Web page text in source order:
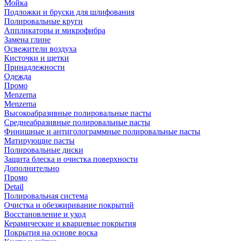
Мойка
Подложки и бруски для шлифования
Полировальные круги
Аппликаторы и микрофибра
Замена глине
Освежители воздуха
Кисточки и щетки
Принадлежности
Одежда
Промо
Menzerna
Menzerna
Высокоабразивные полировальные пасты
Среднеабразивные полировальные пасты
Финишные и антиголограммные полировальные пасты
Матирующие пасты
Полировальные диски
Защита блеска и очистка поверхности
Дополнительно
Промо
Detail
Полировальная система
Очистка и обезжиривание покрытий
Восстановление и уход
Керамические и кварцевые покрытия
Покрытия на основе воска